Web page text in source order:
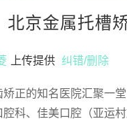
北京金属托槽
上传提供 纠错/删除
正的知名医院汇聚一
腔科、佳美口腔（亚运